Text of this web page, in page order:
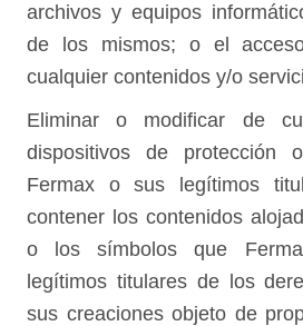
archivos y equipos
de los mismos; o el
cualquier contenidos y/o
Eliminar o modificar de
dispositivos de protección
Fermax o sus legítimos
contener los contenidos
o los símbolos que
legítimos titulares de los
sus creaciones objeto de